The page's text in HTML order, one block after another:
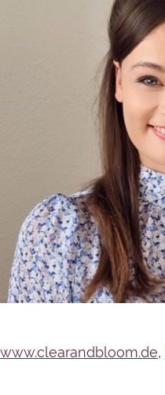
www.clearandbloom.de,